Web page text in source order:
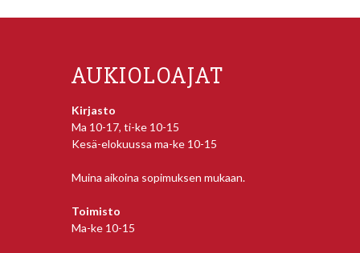
AUKIOLOAJAT
Kirjasto
Ma 10-17, ti-ke 10-15
Kesä-elokuussa ma-ke 10-15
Muina aikoina sopimuksen mukaan.
Toimisto
Ma-ke 10-15